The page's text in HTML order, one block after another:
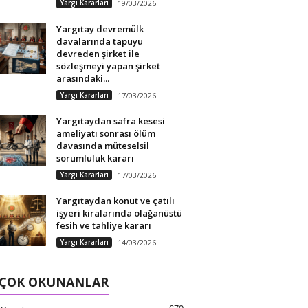
Yargı Kararları 19/03/2026
Yargıtay devremülk
davalarında tapuyu
devreden şirket ile
sözleşmeyi yapan şirket
arasındaki...
Yargı Kararları 17/03/2026
Yargıtaydan safra kesesi
ameliyatı sonrası ölüm
davasında müteselsil
sorumluluk kararı
Yargı Kararları 17/03/2026
Yargıtaydan konut ve çatılı
işyeri kiralarında olağanüstü
fesih ve tahliye kararı
Yargı Kararları 14/03/2026
OKUNANLAR